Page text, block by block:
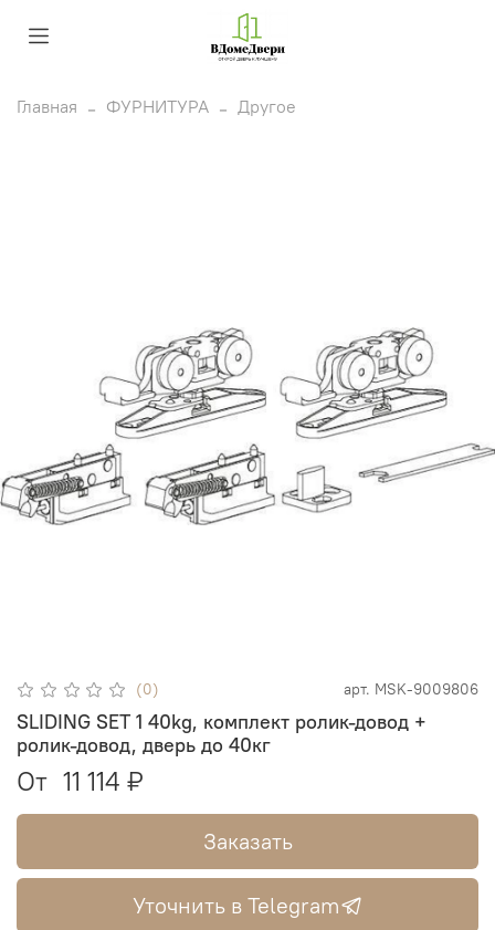
Главная ФУРНИТУРА Другое
(0) арт. MSK-9009806
SLIDING SET 1 40kg, комплект ролик-довод +
ролик-довод, дверь до 40кг
От 11 114 ₽
Заказать
Уточнить в Telegram